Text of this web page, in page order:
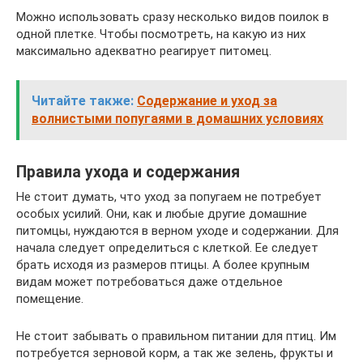
Можно использовать сразу несколько видов поилок в
одной плетке. Чтобы посмотреть, на какую из них
максимально адекватно реагирует питомец.
Читайте также: Содержание и уход за
волнистыми попугаями в домашних условиях
Правила ухода и содержания
Не стоит думать, что уход за попугаем не потребует
особых усилий. Они, как и любые другие домашние
питомцы, нуждаются в верном уходе и содержании. Для
начала следует определиться с клеткой. Ее следует
брать исходя из размеров птицы. А более крупным
видам может потребоваться даже отдельное
помещение.
Не стоит забывать о правильном питании для птиц. Им
потребуется зерновой корм, а так же зелень, фрукты и